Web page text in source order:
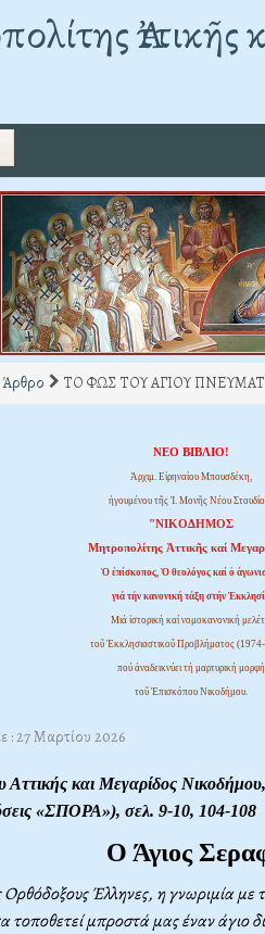
Άρθρο ΤΟ ΦΩΣ ΤΟΥ ΑΓΙΟΥ
ΝΕΟ ΒΙΒΛΙΟ!
Ἀρχιμ. Εἰρηναίου Μπουσδέκη,
ἡγουμένου τῆς Ἱ. Μονῆς Νέου
"ΝΙΚΟΔΗΜΟΣ
Μητροπολίτης Ἀττικῆς καί
Ὁ ἐπίσκοπος, Ὁ θεολόγος καί ὁ
γιά τήν κανονική τάξη στήν
Μιά ἱστορική καί νομοκανονική
τοῦ Ἐκκλησιαστικοῦ Προβλήματος
πού ἀναδεικνύει τή μαρτυρική μορφή
τοῦ Ἐπισκόπου Νικοδήμου.
: 27 Μαρτίου 2026
Αττικής και Μεγαρίδος
«ΣΠΟΡΑ»), σελ. 9-10, 104-108
Ο Άγιος
Έλληνες, η γνωριμία με
μπροστά μας έναν άγιο